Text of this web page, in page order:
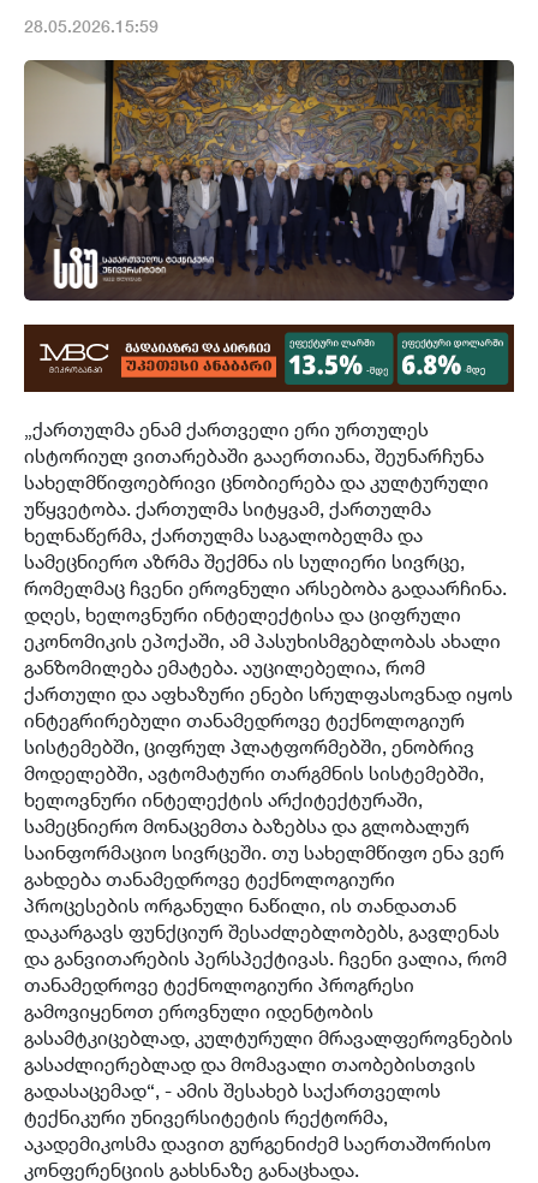
28.05.2026.15:59
„ქართულმა ენამ ქართველი ერი ურთულეს
ისტორიულ ვითარებაში გააერთიანა, შეუნარჩუნა
სახელმწიფოებრივი ცნობიერება და კულტურული
უწყვეტობა. ქართულმა სიტყვამ, ქართულმა
ხელნაწერმა, ქართულმა საგალობელმა და
სამეცნიერო აზრმა შექმნა ის სულიერი სივრცე,
რომელმაც ჩვენი ეროვნული არსებობა გადაარჩინა.
დღეს, ხელოვნური ინტელექტისა და ციფრული
ეკონომიკის ეპოქაში, ამ პასუხისმგებლობას ახალი
განზომილება ემატება. აუცილებელია, რომ
ქართული და აფხაზური ენები სრულფასოვნად იყოს
ინტეგრირებული თანამედროვე ტექნოლოგიურ
სისტემებში, ციფრულ პლატფორმებში, ენობრივ
მოდელებში, ავტომატური თარგმნის სისტემებში,
ხელოვნური ინტელექტის არქიტექტურაში,
სამეცნიერო მონაცემთა ბაზებსა და გლობალურ
საინფორმაციო სივრცეში. თუ სახელმწიფო ენა ვერ
გახდება თანამედროვე ტექნოლოგიური
პროცესების ორგანული ნაწილი, ის თანდათან
დაკარგავს ფუნქციურ შესაძლებლობებს, გავლენას
და განვითარების პერსპექტივას. ჩვენი ვალია, რომ
თანამედროვე ტექნოლოგიური პროგრესი
გამოვიყენოთ ეროვნული იდენტობის
გასამტკიცებლად, კულტურული მრავალფეროვნების
გასაძლიერებლად და მომავალი თაობებისთვის
გადასაცემად“, - ამის შესახებ საქართველოს
ტექნიკური უნივერსიტეტის რექტორმა,
აკადემიკოსმა დავით გურგენიძემ საერთაშორისო
კონფერენციის გახსნაზე განაცხადა.